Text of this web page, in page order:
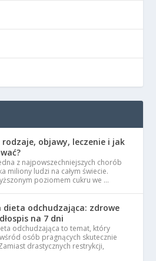
rodzaje, objawy, leczenie i jak
z najpowszechniejszych chorób
miliony ludzi na całym świecie.
poziomem cukru we …
dieta odchudzająca: zdrowe
na 7 dni
odchudzająca to temat, który
osób pragnących skutecznie
drastycznych restrykcji,